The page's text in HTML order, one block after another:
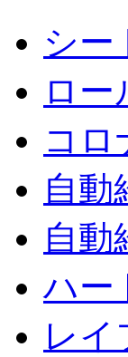
シー
ロー
コロ
自動
自動
ハー
レイ